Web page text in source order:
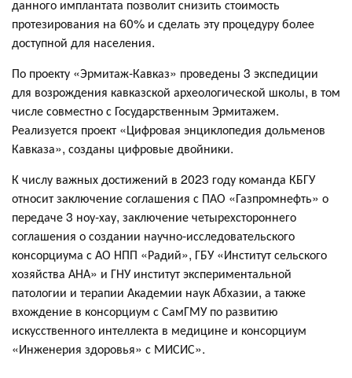
данного имплантата позволит снизить стоимость
протезирования на 60% и сделать эту процедуру более
доступной для населения.
По проекту «Эрмитаж-Кавказ» проведены 3 экспедиции
для возрождения кавказской археологической школы, в том
числе совместно с Государственным Эрмитажем.
Реализуется проект «Цифровая энциклопедия дольменов
Кавказа», созданы цифровые двойники.
К числу важных достижений в 2023 году команда КБГУ
относит заключение соглашения с ПАО «Газпромнефть» о
передаче 3 ноу-хау, заключение четырехстороннего
соглашения о создании научно-исследовательского
консорциума с АО НПП «Радий», ГБУ «Институт сельского
хозяйства АНА» и ГНУ институт экспериментальной
патологии и терапии Академии наук Абхазии, а также
вхождение в консорциум с СамГМУ по развитию
искусственного интеллекта в медицине и консорциум
«Инженерия здоровья» с МИСИС».